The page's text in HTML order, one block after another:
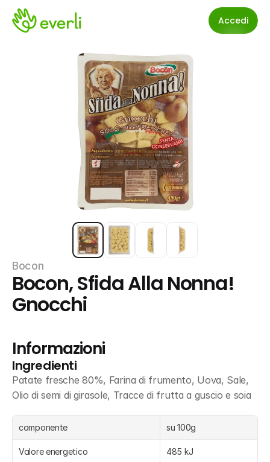
Accedi
Bocon
Bocon, Sfida Alla Nonna!
Gnocchi
Informazioni
Ingredienti
Patate fresche 80%, Farina di frumento, Uova, Sale,
Olio di semi di girasole, Tracce di frutta a guscio e soia
componente su 100g
Valore energetico 485 kJ